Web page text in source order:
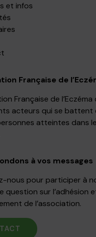
et infos
Française de
Française de
acteurs qui se battent
atteintes dans
à vos messages
nous pour participer à
question sur l’adhésion
de l’association.